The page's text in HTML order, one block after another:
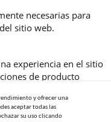
necesarias para
sitio web.
experiencia en el sitio
de producto
nos ayuda a mejorar aún
y ofrecer una
aceptar todas las
su uso clicando